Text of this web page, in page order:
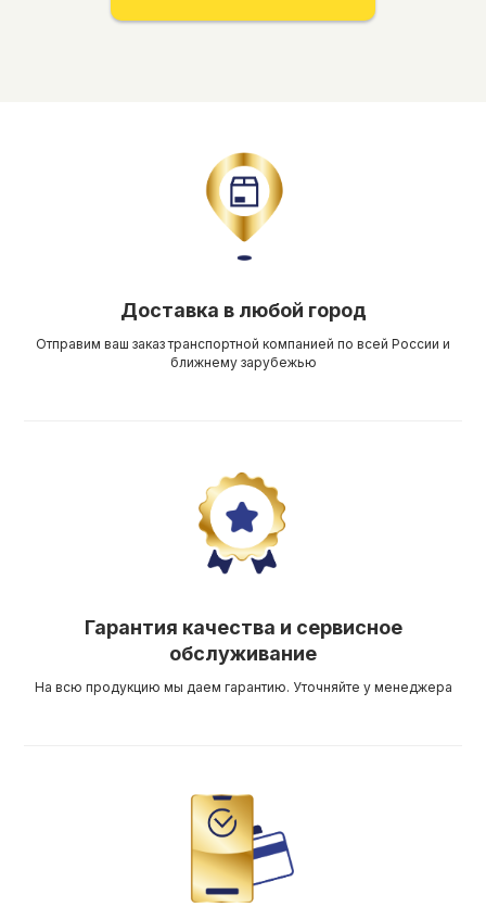
Доставка в любой город
Отправим ваш заказ транспортной компанией по всей России и
ближнему зарубежью
Гарантия качества и сервисное
обслуживание
На всю продукцию мы даем гарантию. Уточняйте у менеджера